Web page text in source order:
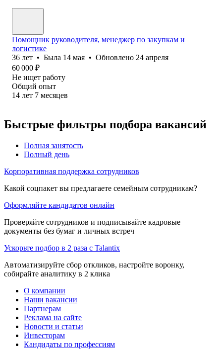
Помощник руководителя, менеджер по закупкам и
логистике
36 лет • Была 14 мая • Обновлено 24 апреля
60 000 ₽
Не ищет работу
Общий опыт
14 лет 7 месяцев
Быстрые фильтры подбора вакансий
Полная занятость
Полный день
Корпоративная поддержка сотрудников
Какой соцпакет вы предлагаете семейным сотрудникам?
Оформляйте кандидатов онлайн
Проверяйте сотрудников и подписывайте кадровые
документы без бумаг и личных встреч
Ускорьте подбор в 2 раза с Talantix
Автоматизируйте сбор откликов, настройте воронку,
собирайте аналитику в 2 клика
О компании
Наши вакансии
Партнерам
Реклама на сайте
Новости и статьи
Инвесторам
Кандидаты по профессиям